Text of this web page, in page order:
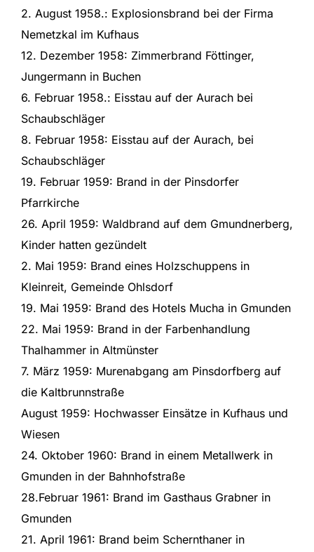
2. August 1958.: Explosionsbrand bei der Firma
Nemetzkal im Kufhaus
12. Dezember 1958: Zimmerbrand Föttinger,
Jungermann in Buchen
6. Februar 1958.: Eisstau auf der Aurach bei
Schaubschläger
8. Februar 1958: Eisstau auf der Aurach, bei
Schaubschläger
19. Februar 1959: Brand in der Pinsdorfer
Pfarrkirche
26. April 1959: Waldbrand auf dem Gmundnerberg,
Kinder hatten gezündelt
2. Mai 1959: Brand eines Holzschuppens in
Kleinreit, Gemeinde Ohlsdorf
19. Mai 1959: Brand des Hotels Mucha in Gmunden
22. Mai 1959: Brand in der Farbenhandlung
Thalhammer in Altmünster
7. März 1959: Murenabgang am Pinsdorfberg auf
die Kaltbrunnstraße
August 1959: Hochwasser Einsätze in Kufhaus und
Wiesen
24. Oktober 1960: Brand in einem Metallwerk in
Gmunden in der Bahnhofstraße
28.Februar 1961: Brand im Gasthaus Grabner in
Gmunden
21. April 1961: Brand beim Schernthaner in